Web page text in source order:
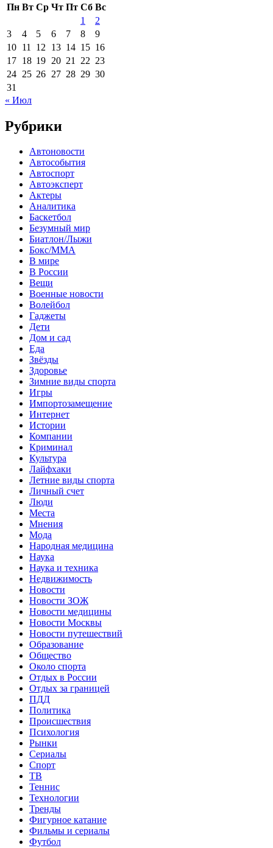
Пн Вт Ср Чт Пт Сб Вс
1
2
3
4 5 6 7 8
9
10 11 12 13 14 15 16
17 18 19 20 21 22 23
24 25 26 27 28 29 30
31
« Июл
Рубрики
Автоновости
Автособытия
Автоспорт
Автоэксперт
Актеры
Аналитика
Баскетбол
Безумный мир
Биатлон/Лыжи
Бокс/MMA
В мире
В России
Вещи
Военные новости
Волейбол
Гаджеты
Дети
Дом и сад
Еда
Звёзды
Здоровье
Зимние виды спорта
Игры
Импортозамещение
Интернет
Истории
Компании
Криминал
Культура
Лайфхаки
Летние виды спорта
Личный счет
Люди
Места
Мнения
Мода
Народная медицина
Наука
Наука и техника
Недвижимость
Новости
Новости ЗОЖ
Новости медицины
Новости Москвы
Новости путешествий
Образование
Общество
Около спорта
Отдых в России
Отдых за границей
ПДД
Политика
Происшествия
Психология
Рынки
Сериалы
Спорт
ТВ
Теннис
Технологии
Тренды
Фигурное катание
Фильмы и сериалы
Футбол